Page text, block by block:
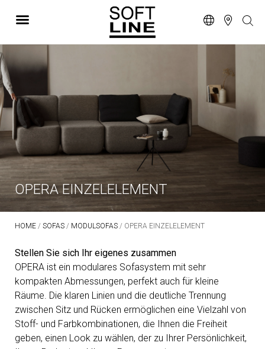
OPERA EINZELELEMENT
HOME / SOFAS / MODULSOFAS / OPERA EINZELELEMENT
Stellen Sie sich Ihr eigenes zusammen
OPERA ist ein modulares Sofasystem mit sehr
kompakten Abmessungen, perfekt auch für kleine
Räume. Die klaren Linien und die deutliche Trennung
zwischen Sitz und Rücken ermöglichen eine Vielzahl von
Stoff- und Farbkombinationen, die Ihnen die Freiheit
geben, einen Look zu wählen, der zu Ihrer Persönlichkeit,